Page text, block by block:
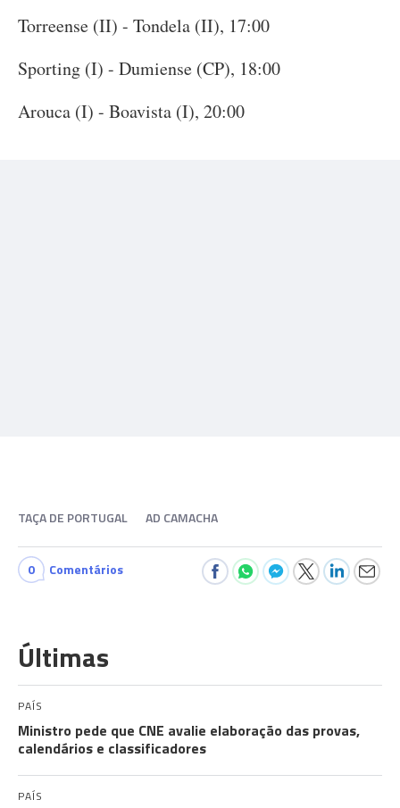
Torreense (II) - Tondela (II), 17:00
Sporting (I) - Dumiense (CP), 18:00
Arouca (I) - Boavista (I), 20:00
TAÇA DE PORTUGAL AD CAMACHA
0 Comentários
Últimas
PAÍS
Ministro pede que CNE avalie elaboração das provas,
calendários e classificadores
PAÍS